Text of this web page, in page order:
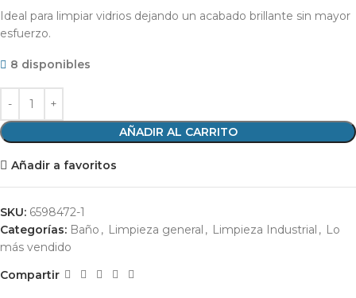
Ideal para limpiar vidrios dejando un acabado brillante sin mayor
esfuerzo.
8 disponibles
AÑADIR AL CARRITO
Añadir a favoritos
SKU: 6598472-1
Categorías: Baño , Limpieza general , Limpieza Industrial , Lo
más vendido
Compartir